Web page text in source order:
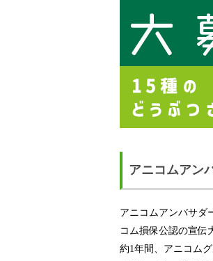
アニコムアン
アニコムアンバサダ
コム損保公認の宣伝
約1年間、アニコム